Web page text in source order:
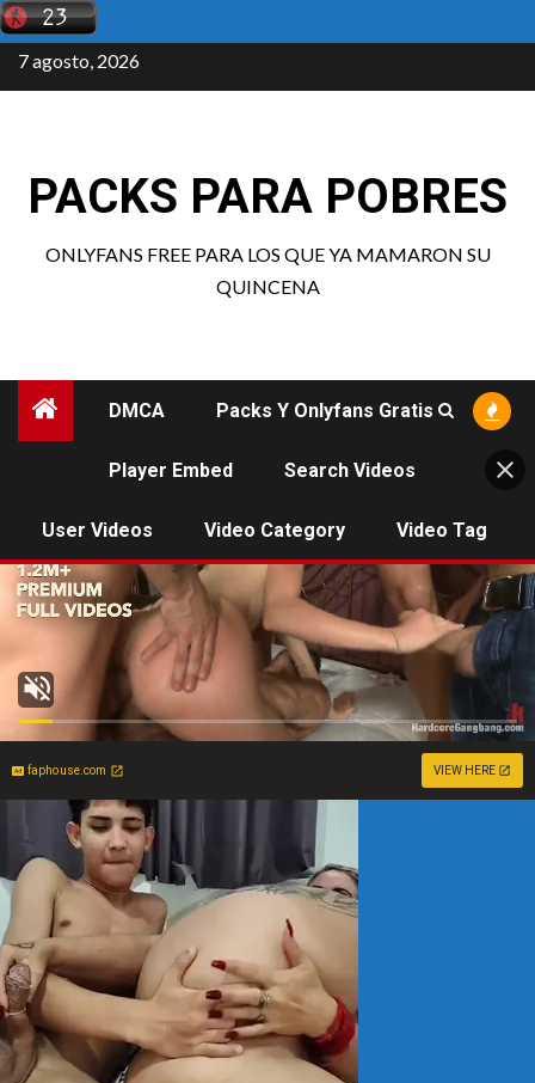
Saltar
al
contenido
7 agosto, 2026
PACKS PARA POBRES
ONLYFANS FREE PARA LOS QUE YA MAMARON SU
QUINCENA
DMCA Packs Y Onlyfans Gratis
Player Embed Search Videos
User Videos Video Category Video Tag
faphouse.com VIEW HERE